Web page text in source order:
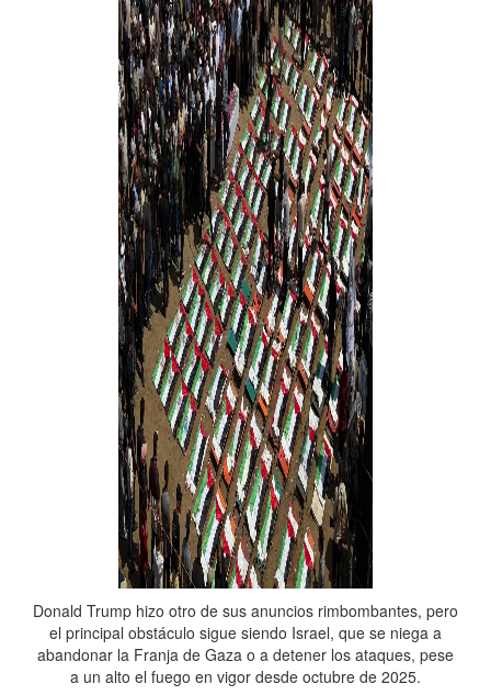
Donald Trump hizo otro de sus anuncios rimbombantes, pero
el principal obstáculo sigue siendo Israel, que se niega a
abandonar la Franja de Gaza o a detener los ataques, pese
a un alto el fuego en vigor desde octubre de 2025.